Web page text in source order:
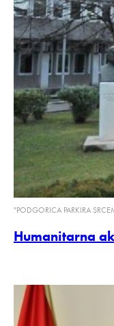
"​PODGORICA PARKIRA
Humanitarna